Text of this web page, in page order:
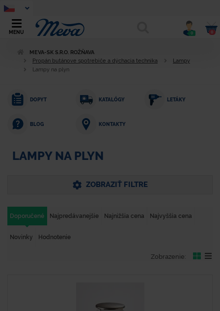
MENU 0 0
MEVA-SK S.R.O. ROŽŇAVA
Propán butánove spotrebiče a dýchacia technika
Lampy
Lampy na plyn
DOPYT KATALÓGY LETÁKY
BLOG KONTAKTY
LAMPY NA PLYN
ZOBRAZIŤ FILTRE
Doporučené Najpredávanejšie Najnižšia cena Najvyššia cena
Novinky Hodnotenie
Zobrazenie: